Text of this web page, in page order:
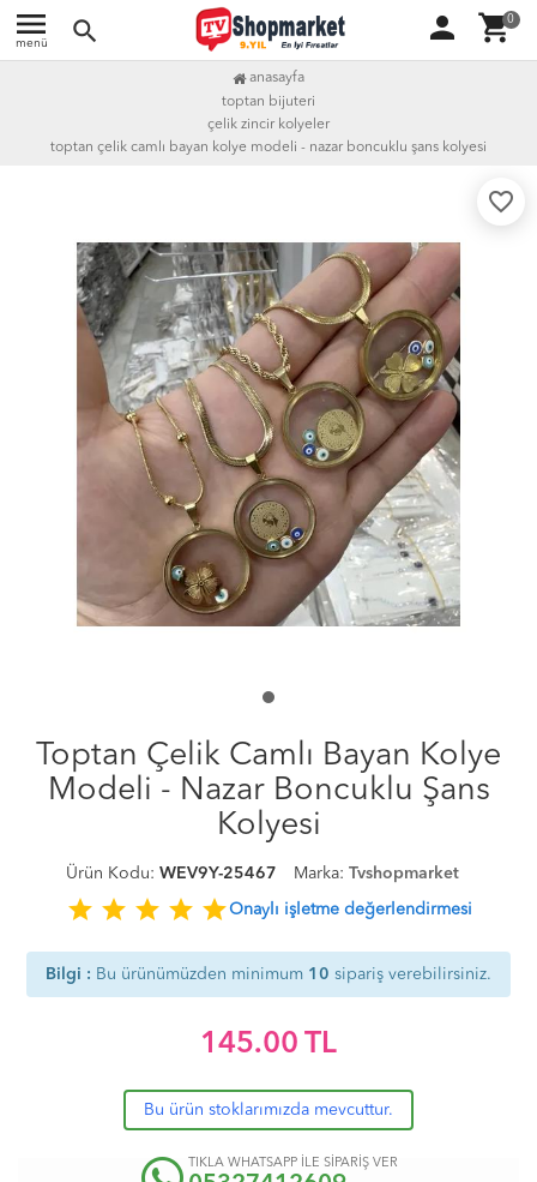
menu
menü search person shopping_cart0
anasayfa
toptan bijuteri
çelik zincir kolyeler
toptan çelik camlı bayan kolye modeli - nazar boncuklu şans kolyesi
favorite_border
Toptan Çelik Camlı Bayan Kolye
Modeli - Nazar Boncuklu Şans
Kolyesi
Ürün Kodu: WEV9Y-25467 Marka: Tvshopmarket
star star star star starOnaylı işletme değerlendirmesi
Bilgi : Bu ürünümüzden minimum 10 sipariş verebilirsiniz.
145.00 TL
Bu ürün stoklarımızda mevcuttur.
TIKLA WHATSAPP İLE SİPARİŞ VER